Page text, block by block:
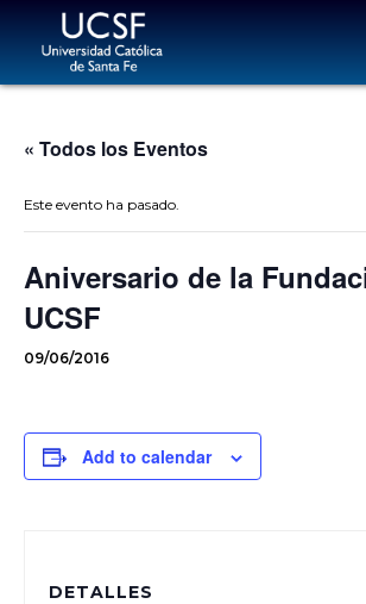
« Todos los Eventos
Este evento ha pasado.
Aniversario de la
UCSF
09/06/2016
Add to calendar
DETALLES